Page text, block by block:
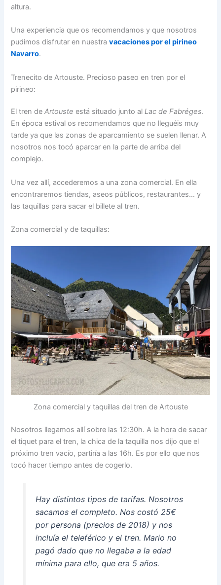
altura.
Una experiencia que os recomendamos y que nosotros
pudimos disfrutar en nuestravacaciones por el pirineo
Navarro.
Trenecito de Artouste. Precioso paseo en tren por el
pirineo:
El tren deArtouste está situado junto alLac de Fabréges.
En época estival os recomendamos que no lleguéis muy
tarde ya que las zonas de aparcamiento se suelen llenar. A
nosotros nos tocó aparcar en la parte de arriba del
complejo.
Una vez allí, accederemos a una zona comercial. En ella
encontraremos tiendas, aseos públicos, restaurantes… y
las taquillas para sacar el billete al tren.
Zona comercial y de taquillas:
Zona comercial y taquillas del tren de Artouste
Nosotros llegamos allí sobre las 12:30h. A la hora de sacar
el tiquet para el tren, la chica de la taquilla nos dijo que el
próximo tren vacío, partiría a las 16h. Es por ello que nos
tocó hacer tiempo antes de cogerlo.
Hay distintos tipos de tarifas. Nosotros
sacamos el completo. Nos costó 25€
por persona (precios de 2018) y nos
incluía el teleférico y el tren. Mario no
pagó dado que no llegaba a la edad
mínima para ello, que era 5 años.